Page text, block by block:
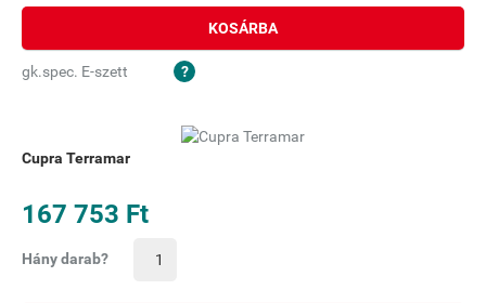
KOSÁRBA
gk.spec. E-szett
Cupra Terramar
167 753 Ft
Hány darab?